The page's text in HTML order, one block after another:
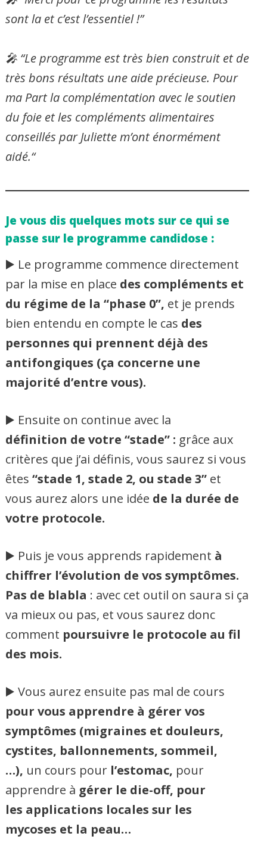
sont la et c’est l’essentiel !”
🎤 “Le programme est très bien construit et de
très bons résultats une aide précieuse. Pour
ma Part la complémentation avec le soutien
du foie et les compléments alimentaires
conseillés par Juliette m’ont énormément
aidé.“
Je vous dis quelques mots sur ce qui se
passe sur le programme candidose :
▶️ Le programme commence directement
par la mise en place des compléments et
du régime de la “phase 0”, et je prends
bien entendu en compte le cas des
personnes qui prennent déjà des
antifongiques (ça concerne une
majorité d’entre vous).
▶️ Ensuite on continue avec la
définition de votre “stade” : grâce aux
critères que j’ai définis, vous saurez si vous
êtes “stade 1, stade 2, ou stade 3” et
vous aurez alors une idée de la durée de
votre protocole.
▶️ Puis je vous apprends rapidement à
chiffrer l’évolution de vos symptômes.
Pas de blabla : avec cet outil on saura si ça
va mieux ou pas, et vous saurez donc
comment poursuivre le protocole au fil
des mois.
▶️ Vous aurez ensuite pas mal de cours
pour vous apprendre à gérer vos
symptômes (migraines et douleurs,
cystites, ballonnements, sommeil,
…), un cours pour l’estomac, pour
apprendre à gérer le die-off, pour
les applications locales sur les
mycoses et la peau…